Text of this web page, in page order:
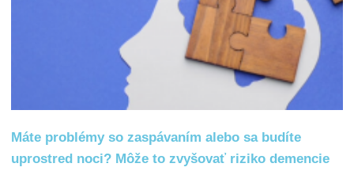
Máte problémy so zaspávaním alebo sa budíte
uprostred noci? Môže to zvyšovať riziko demencie